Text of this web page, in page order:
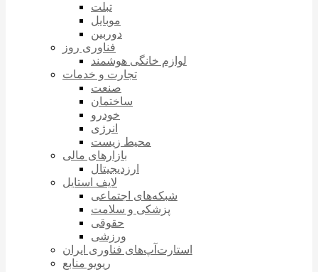
تبلت
موبایل
دوربین
فناوری روز
لوازم خانگی هوشمند
تجارت و خدمات
صنعت
ساختمان
خودرو
انرژی
محیط زیست
بازارهای مالی
ارزدیجیتال
لایف استایل
شبکه‌های اجتماعی
پزشکی و سلامت
حقوقی
ورزشی
استارت‌آپ‌های فناوری ایران
ریویو منابع